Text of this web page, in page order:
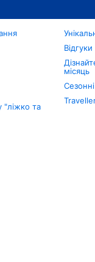
та
Відгуки
місяць